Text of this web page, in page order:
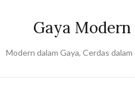
Gaya Modern
Modern dalam Gaya, Cerdas dalam